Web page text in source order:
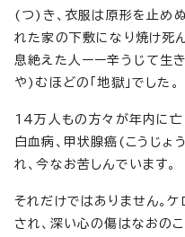
(つ)き、衣服は原形を止め
れた家の下敷になり焼け死
息絶えた人ーー辛うじて生
や)むほどの「地獄」でした。
14万人もの方々が年内に亡
白血病、甲状腺癌(こうじょ
れ、今なお苦しんでいます。
それだけではありません。
され、深い心の傷はなおの